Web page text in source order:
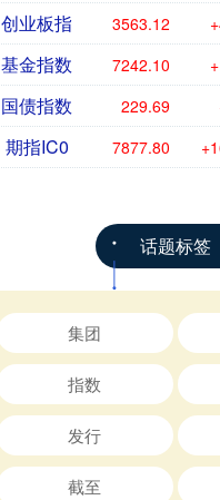
创业板指 3563.12
基金指数 7242.10
国债指数 229.69
期指IC0 7877.80
话题标签
集团
指数
发行
截至